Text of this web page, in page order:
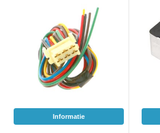
Informatie